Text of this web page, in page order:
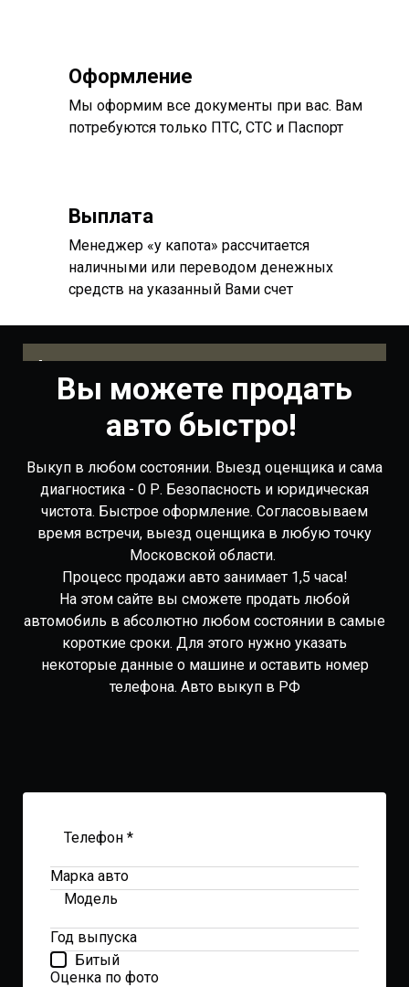
Оформление
Мы оформим все документы при вас. Вам
потребуются только ПТС, СТС и Паспорт
Выплата
Менеджер «у капота» рассчитается
наличными или переводом денежных
средств на указанный Вами счет
Фото довольных клинтов
Вы можете продать
авто быстро!
Выкуп в любом состоянии. Выезд оценщика и сама
диагностика - 0 Р. Безопасность и юридическая
чистота. Быстрое оформление. Согласовываем
время встречи, выезд оценщика в любую точку
Московской области.
Процесс продажи авто занимает 1,5 часа!
На этом сайте вы сможете продать любой
автомобиль в абсолютно любом состоянии в самые
короткие сроки. Для этого нужно указать
некоторые данные о машине и оставить номер
телефона. Авто выкуп в РФ
Телефон *
Марка авто
Модель
Год выпуска
Битый
Оценка по фото